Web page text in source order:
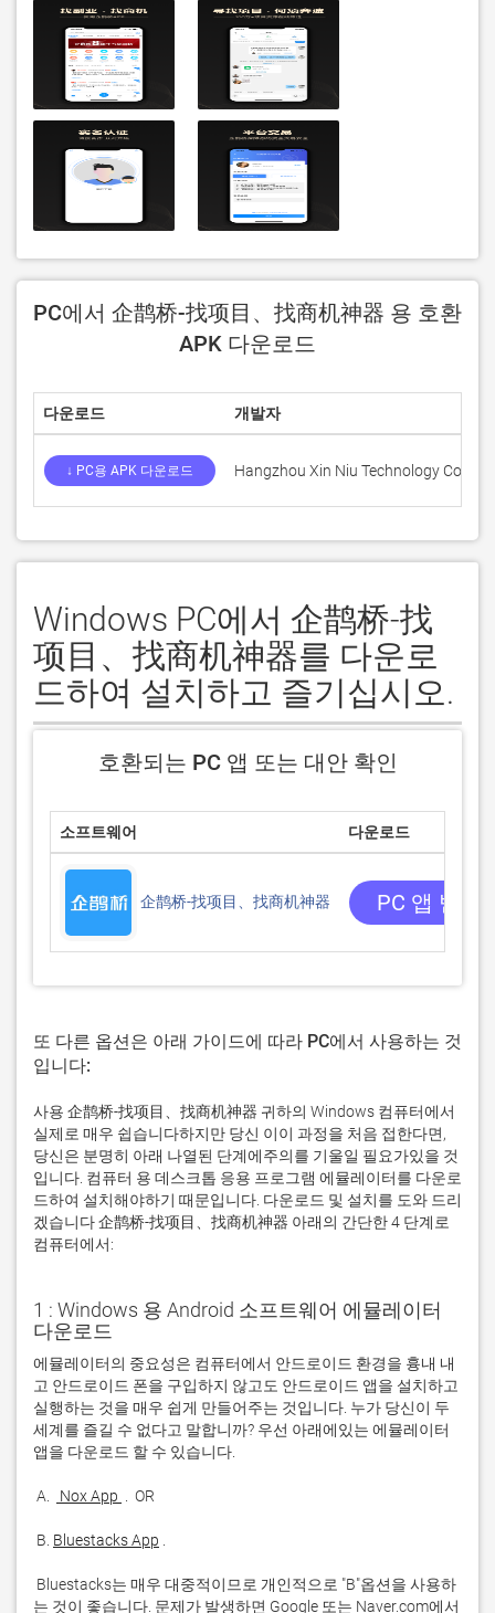
PC에서 企鹊桥-找项目、找商机神器 용 호환
APK 다운로드
다운로드 개발자
↓ PC용 APK 다운로드 Hangzhou Xin Niu Technology Co.,
Windows PC에서 企鹊桥-找
项目、找商机神器를 다운로
드하여 설치하고 즐기십시오.
호환되는 PC 앱 또는 대안 확인
소프트웨어 다운로드
企鹊桥-找项目、找商机神器 PC 앱 받기
또 다른 옵션은 아래 가이드에 따라 PC에서 사용하는 것
입니다:
사용 企鹊桥-找项目、找商机神器 귀하의 Windows 컴퓨터에서
실제로 매우 쉽습니다하지만 당신 이이 과정을 처음 접한다면,
당신은 분명히 아래 나열된 단계에주의를 기울일 필요가있을 것
입니다. 컴퓨터 용 데스크톱 응용 프로그램 에뮬레이터를 다운로
드하여 설치해야하기 때문입니다. 다운로드 및 설치를 도와 드리
겠습니다 企鹊桥-找项目、找商机神器 아래의 간단한 4 단계로
컴퓨터에서:
1 : Windows 용 Android 소프트웨어 에뮬레이터
다운로드
에뮬레이터의 중요성은 컴퓨터에서 안드로이드 환경을 흉내 내
고 안드로이드 폰을 구입하지 않고도 안드로이드 앱을 설치하고
실행하는 것을 매우 쉽게 만들어주는 것입니다. 누가 당신이 두
세계를 즐길 수 없다고 말합니까? 우선 아래에있는 에뮬레이터
A. Nox App
B. Bluestacks App
는 것이 좋습니다. 문제가 발생하면 Google 또는 Naver.com에서